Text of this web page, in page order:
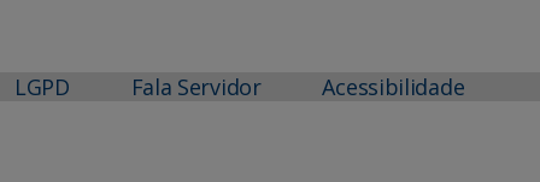
LGPD Fala Servidor Acessibilidade